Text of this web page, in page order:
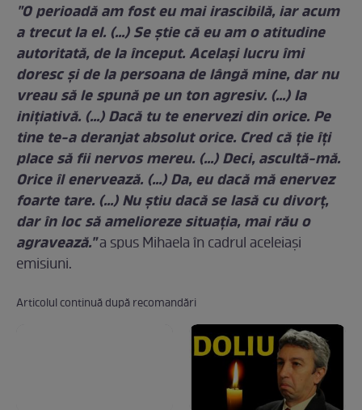
"O perioadă am fost eu mai irascibilă, iar acum
a trecut la el. (...) Se ştie că eu am o atitudine
autoritată, de la început. Acelaşi lucru îmi
doresc şi de la persoana de lângă mine, dar nu
vreau să le spună pe un ton agresiv. (...) Ia
iniţiativă. (...) Dacă tu te enervezi din orice. Pe
tine te-a deranjat absolut orice. Cred că ţie îţi
place să fii nervos mereu. (...) Deci, ascultă-mă.
Orice îl enervează. (...) Da, eu dacă mă enervez
foarte tare. (...) Nu ştiu dacă se lasă cu divorţ,
dar în loc să amelioreze situaţia, mai rău o
agravează."a spus Mihaela în cadrul aceleiaşi
emisiuni.
Articolul continuă după recomandări